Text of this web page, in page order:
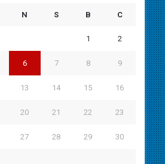
N S B C
1 2
6 7 8 9
13 14 15 16
20 21 22 23
27 28 29 30